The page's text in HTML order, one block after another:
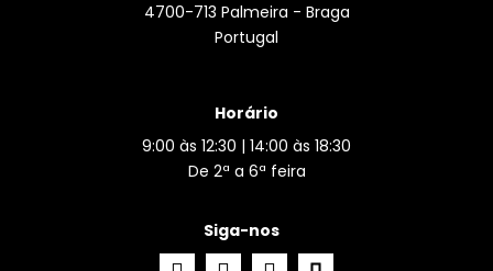
4700-713 Palmeira - Braga
Portugal
Horário
9:00 às 12:30 | 14:00 às 18:30
De 2ª a 6ª feira
Siga-nos